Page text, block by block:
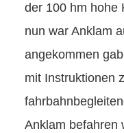
der 100 hm hohe
nun war Anklam
angekommen
mit Instruktionen
Anklam befahren